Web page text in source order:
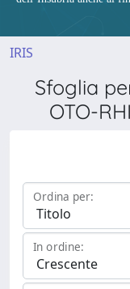
IRIS
Sfoglia
OTO-
Ordina per:
In ordine: